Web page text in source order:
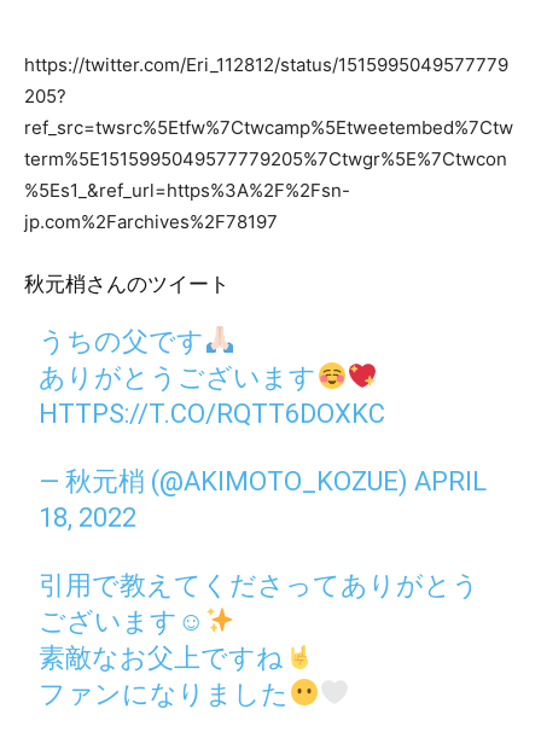
https://twitter.com/Eri_112812/status/1515995049577779
205?
ref_src=twsrc%5Etfw%7Ctwcamp%5Etweetembed%7Ctw
term%5E1515995049577779205%7Ctwgr%5E%7Ctwcon
%5Es1_&ref_url=https%3A%2F%2Fsn-
jp.com%2Farchives%2F78197
秋元梢さんのツイート
うちの父です
ありがとうございます
HTTPS://T.CO/RQTT6DOXKC
— 秋元梢 (@AKIMOTO_KOZUE)APRIL
18, 2022
引用で教えてくださってありがとう
ございます☺
素敵なお父上ですね
ファンになりました